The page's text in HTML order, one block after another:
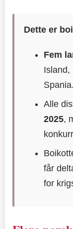
Dette er
Fem
Island,
Spania.
Alle
2025,
får
for